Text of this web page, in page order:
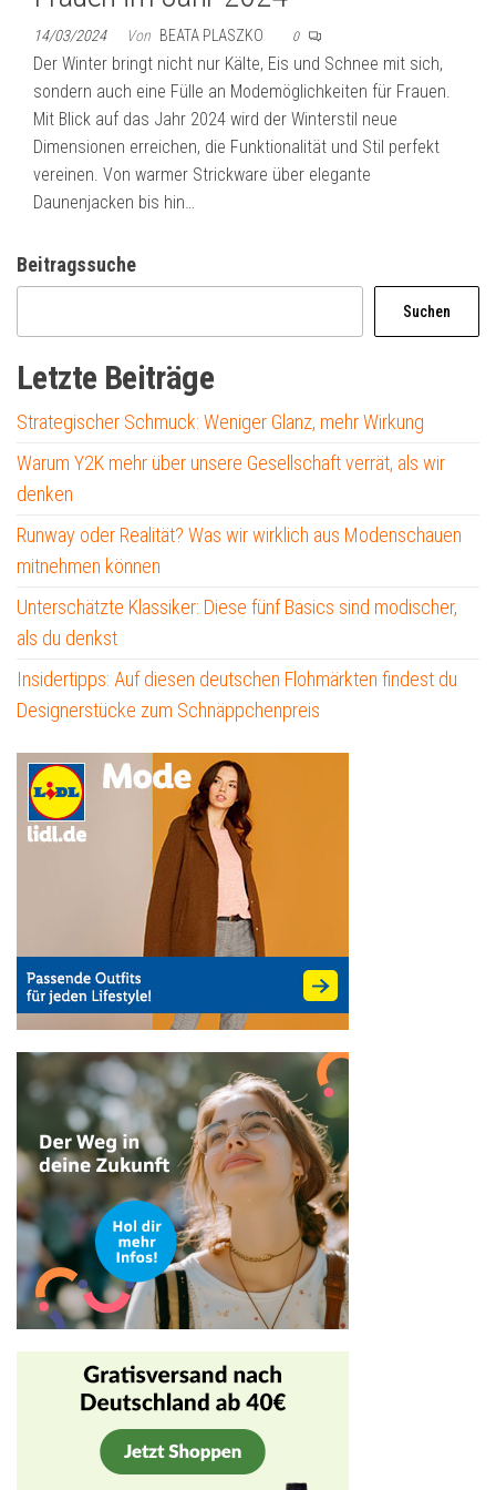
14/03/2024 Von BEATA PLASZKO 0
Der Winter bringt nicht nur Kälte, Eis und Schnee mit sich,
sondern auch eine Fülle an Modemöglichkeiten für Frauen.
Mit Blick auf das Jahr 2024 wird der Winterstil neue
Dimensionen erreichen, die Funktionalität und Stil perfekt
vereinen. Von warmer Strickware über elegante
Daunenjacken bis hin…
Beitragssuche
Suchen
Letzte Beiträge
Strategischer Schmuck: Weniger Glanz, mehr Wirkung
Warum Y2K mehr über unsere Gesellschaft verrät, als wir
denken
Runway oder Realität? Was wir wirklich aus Modenschauen
mitnehmen können
Unterschätzte Klassiker: Diese fünf Basics sind modischer,
als du denkst
Insidertipps: Auf diesen deutschen Flohmärkten findest du
Designerstücke zum Schnäppchenpreis